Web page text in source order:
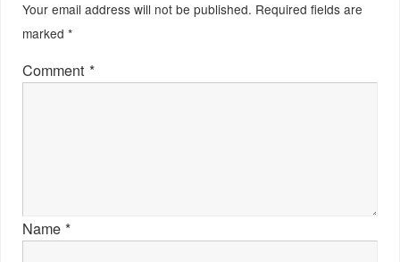
Your email address will not be published. Required fields are
marked*
Comment*
Name*